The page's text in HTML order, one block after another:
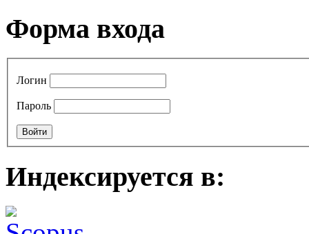
Форма входа
Логин
Пароль
Индексируется в: